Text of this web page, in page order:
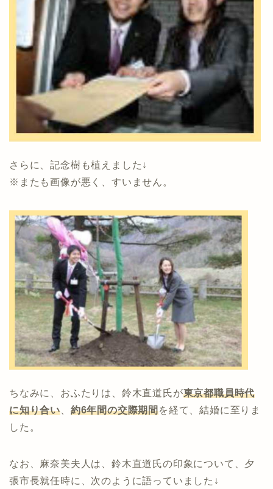
さらに、記念樹も植えました↓
※またも画像が悪く、すいません。
ちなみに、おふたりは、鈴木直道氏が東京都職員時代
に知り合い
約6年間の交際期間を経て、結婚に至りま
した。
なお、麻奈美夫人は、鈴木直道氏の印象について、夕
張市長就任時に、次のように語っていました↓